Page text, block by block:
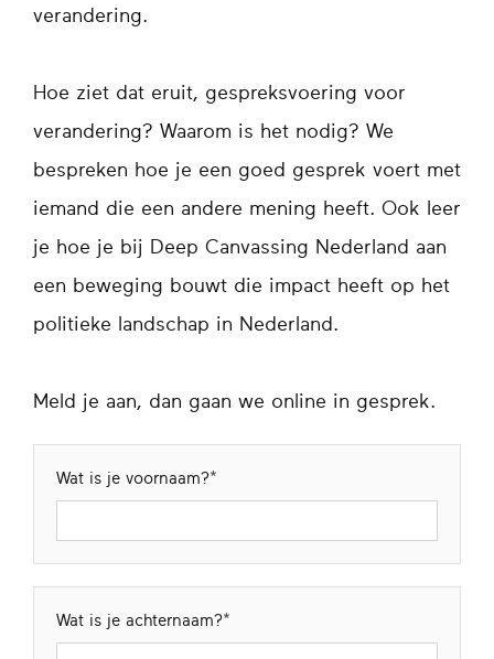
verandering.
Hoe ziet dat eruit, gespreksvoering voor
verandering? Waarom is het nodig? We
bespreken hoe je een goed gesprek voert met
iemand die een andere mening heeft. Ook leer
je hoe je bij Deep Canvassing Nederland aan
een beweging bouwt die impact heeft op het
politieke landschap in Nederland.
Meld je aan, dan gaan we online in gesprek.
Wat is je voornaam?
Wat is je achternaam?